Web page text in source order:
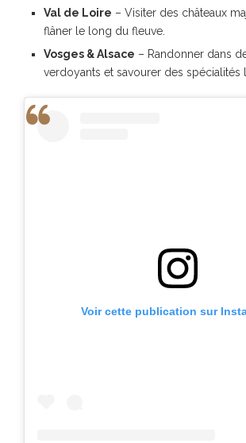
Val de Loire – Visiter des châteaux
flâner le long du fleuve.
Vosges & Alsace – Randonner dans
verdoyants et savourer des spécialités
Voir cette publication sur